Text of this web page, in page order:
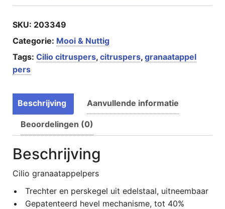
SKU: 203349
Categorie: Mooi & Nuttig
Tags: Cilio citruspers, citruspers, granaatappel
pers
Beschrijving Aanvullende informatie
Beoordelingen (0)
Beschrijving
Cilio granaatappelpers
Trechter en perskegel uit edelstaal, uitneembaar
Gepatenteerd hevel mechanisme, tot 40%